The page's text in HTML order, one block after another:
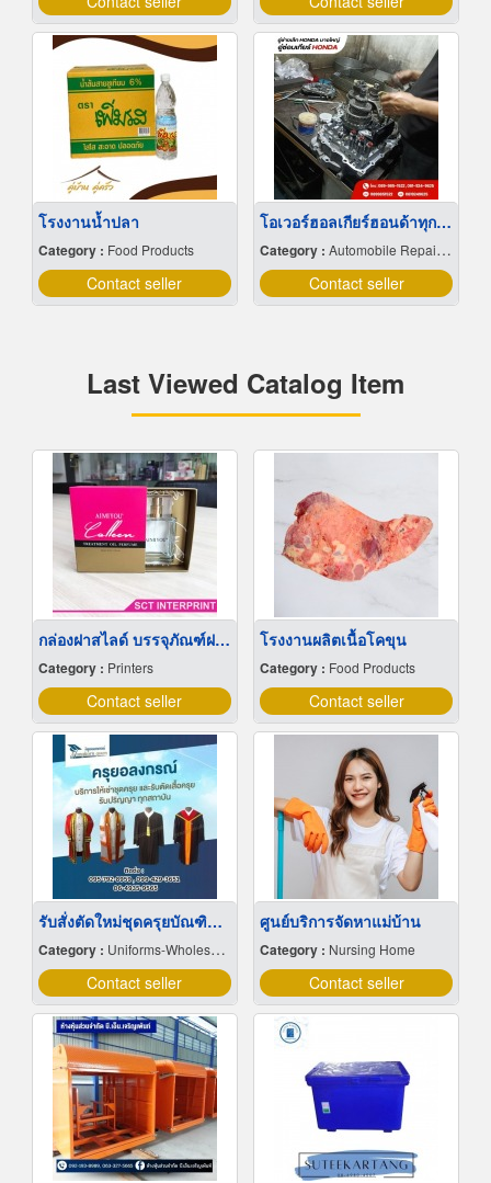
โรงงานน้ำปลา
Category : Food Products
Contact seller
โอเวอร์ฮอลเกียร์ฮอนด้าทุกรุ่น
Category : Automobile Repairing & Service
Contact seller
Last Viewed Catalog Item
กล่องฝาสไลด์ บรรจุภัณฑ์ฝาสไลด์ พระราม2 บางขุนเทียน
Category : Printers
Contact seller
โรงงานผลิตเนื้อโคขุน
Category : Food Products
Contact seller
รับสั่งตัดใหม่ชุดครุยบัณฑิตชาย-หญิง
Category : Uniforms-Wholesale & Manufacturers
Contact seller
ศูนย์บริการจัดหาแม่บ้าน
Category : Nursing Home
Contact seller